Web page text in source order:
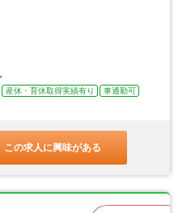
産休・育休取得実績有り
車通勤可
この求人に興味がある